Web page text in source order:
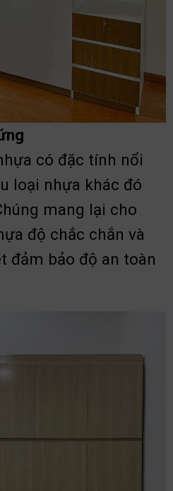
có đặc tính nổi
loại nhựa khác đó
mang lại cho
độ chắc chắn và
đảm bảo độ an toàn